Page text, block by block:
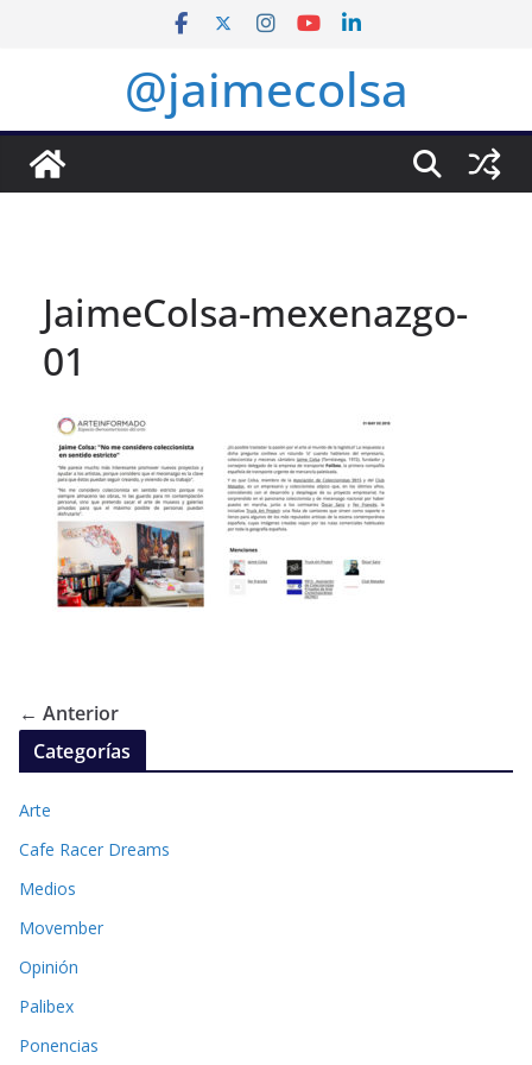
@jaimecolsa
JaimeColsa-mexenazgo-
01
← Anterior
Categorías
Arte
Cafe Racer Dreams
Medios
Movember
Opinión
Palibex
Ponencias